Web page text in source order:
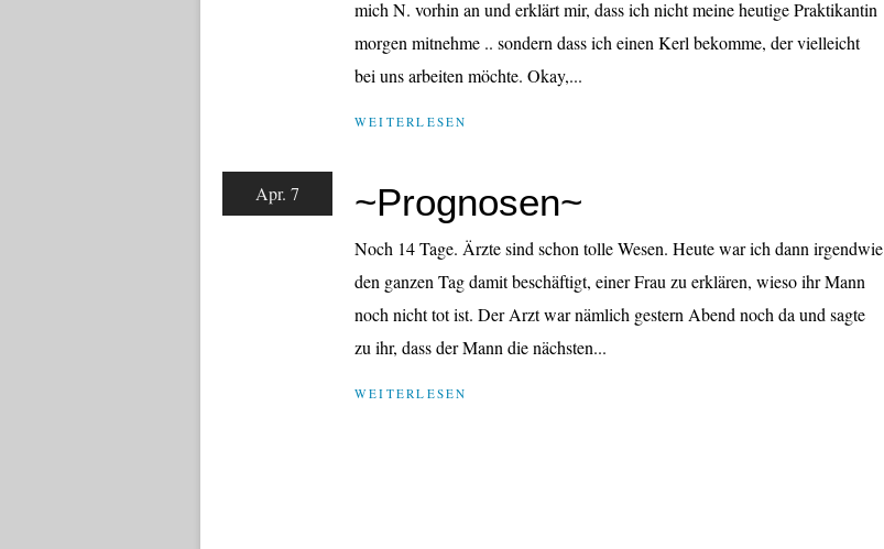
mich N. vorhin an und erklärt mir, dass ich nicht meine heutige Praktikantin
morgen mitnehme .. sondern dass ich einen Kerl bekomme, der vielleicht
bei uns arbeiten möchte. Okay,...
WEITERLESEN
Apr. 7 ~Prognosen~
Noch 14 Tage. Ärzte sind schon tolle Wesen. Heute war ich dann irgendwie
den ganzen Tag damit beschäftigt, einer Frau zu erklären, wieso ihr Mann
noch nicht tot ist. Der Arzt war nämlich gestern Abend noch da und sagte
zu ihr, dass der Mann die nächsten...
WEITERLESEN